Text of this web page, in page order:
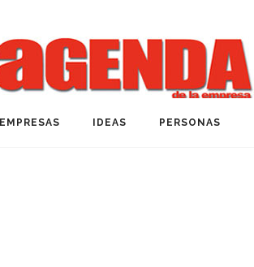
EMPRESAS IDEAS PERSONAS